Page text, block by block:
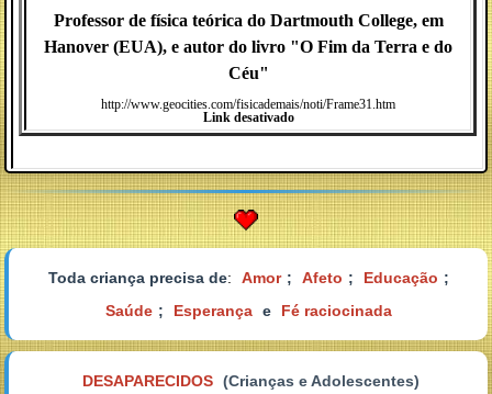
Professor de física teórica do Dartmouth College, em
Hanover (EUA), e autor do livro "O Fim da Terra e do
Céu"
http://www.geocities.com/fisicademais/noti/Frame31.htm
Link desativado
Toda criança precisa de: Amor ; Afeto ; Educação ;
Saúde ; Esperança e Fé raciocinada
DESAPARECIDOS (Crianças e Adolescentes)